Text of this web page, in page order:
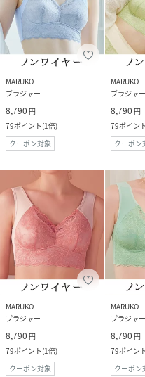
MARUKO
ブラジャー
8,790 円
79ポイント(1倍)
クーポン対象
MARUKO
ブラジャー
8,790 円
79ポイン
クーポン
MARUKO
ブラジャー
8,790 円
79ポイント(1倍)
クーポン対象
MARUKO
ブラジャー
8,790 円
79ポイン
クーポン